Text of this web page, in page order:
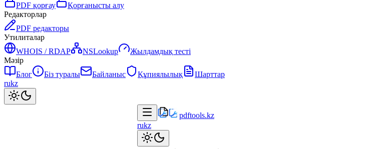
PDF қорғау
Қорғанысты алу
Редакторлар
PDF редакторы
Утилиталар
WHOIS / RDAP
NSLookup
Жылдамдық тесті
Мәзір
Блог
Біз туралы Байланыс Құпиялылық
Шарттар
rukz
pdftools.kz
rukz